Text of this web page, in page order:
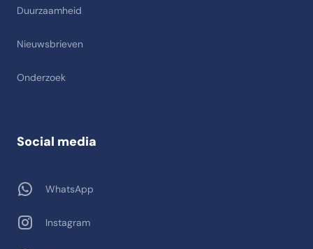
Duurzaamheid
Nieuwsbrieven
Onderzoek
Social media
WhatsApp
Instagram